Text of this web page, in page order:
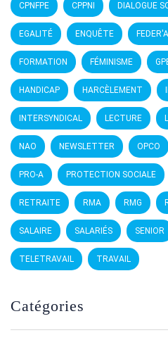
CPNFPE CPPNI DIALOGUE
EGALITÉ ENQUÊTE
FORMATION FÉMINISME
HANDICAP HARCÈLEMENT
INTERSYNDICAL LECTURE
NAO NEWSLETTER OPCO
PRO-A PROTECTION SOCIALE
RETRAITE RMA RMG
SALAIRE SALARIÉS SENIOR
TELETRAVAIL TRAVAIL
Catégories